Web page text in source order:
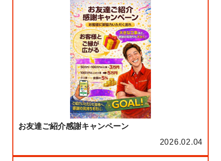
お友達ご紹介感謝キャンペーン
2026.02.04